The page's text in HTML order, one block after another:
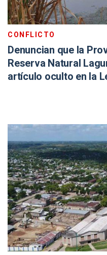
CONFLICTO
Denuncian que la
Reserva Natural
artículo oculto en la